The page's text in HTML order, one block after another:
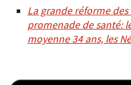
La grande réforme
promenade de santé:
moyenne 34 ans, les